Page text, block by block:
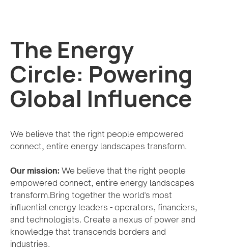
The Energy
Circle: Powering
Global Influence
We believe that the right people empowered
connect, entire energy landscapes transform.
Our mission: We believe that the right people
empowered connect, entire energy landscapes
transform.Bring together the world's most
influential energy leaders - operators, financiers,
and technologists. Create a nexus of power and
knowledge that transcends borders and
industries.